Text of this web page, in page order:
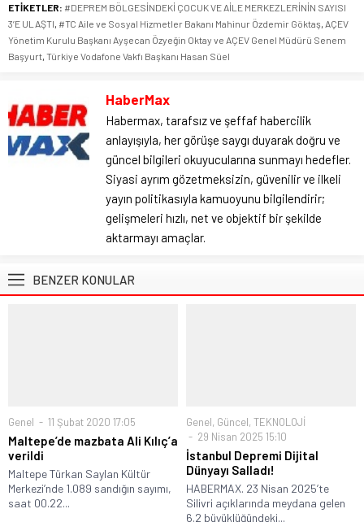
ETİKETLER: #DEPREM BÖLGESİNDEKİ ÇOCUK VE AİLE MERKEZLERİNİN SAYISI
3’E ULAŞTI, #TC Aile ve Sosyal Hizmetler Bakanı Mahinur Özdemir Göktaş, AÇEV
Yönetim Kurulu Başkanı Ayşecan Özyeğin Oktay ve AÇEV Genel Müdürü Senem
Başyurt, Türkiye Vodafone Vakfı Başkanı Hasan Süel
HaberMax
Habermax, tarafsız ve şeffaf habercilik
anlayışıyla, her görüşe saygı duyarak doğru ve
güncel bilgileri okuyucularına sunmayı hedefler.
Siyasi ayrım gözetmeksizin, güvenilir ve ilkeli
yayın politikasıyla kamuoyunu bilgilendirir;
gelişmeleri hızlı, net ve objektif bir şekilde
aktarmayı amaçlar.
BENZER KONULAR
Genel 11 Şubat 2020 17:05
Maltepe’de mazbata Ali Kılıç’a
verildi
Maltepe Türkan Saylan Kültür
Merkezi’nde 1.089 sandığın sayımı,
saat 00.22...
Genel, Güncel, TEKNOLOJİ
29 Nisan 2025 15:10
İstanbul Depremi Dijital
Dünyayı Salladı!
HABERMAX. 23 Nisan 2025’te
Silivri açıklarında meydana gelen
6.2 büyüklüğündeki...